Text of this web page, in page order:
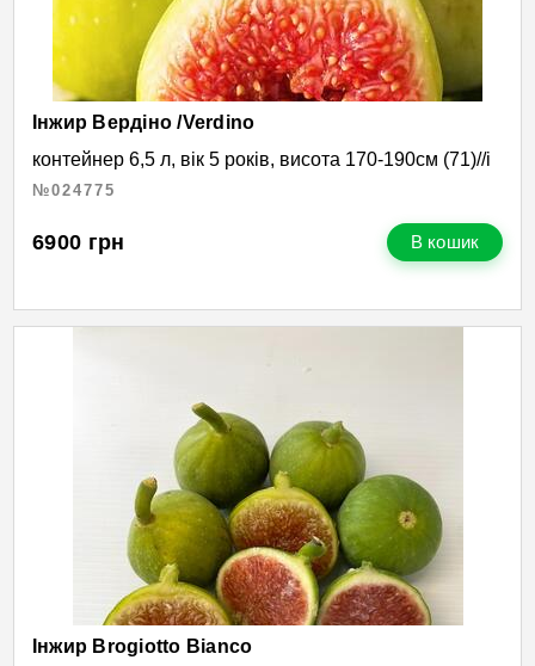
Інжир Вердіно /Verdino
контейнер 6,5 л, вік 5 років, висота 170-190см (71)//і
№024775
6900 грн В кошик
Інжир Brogiotto Bianco